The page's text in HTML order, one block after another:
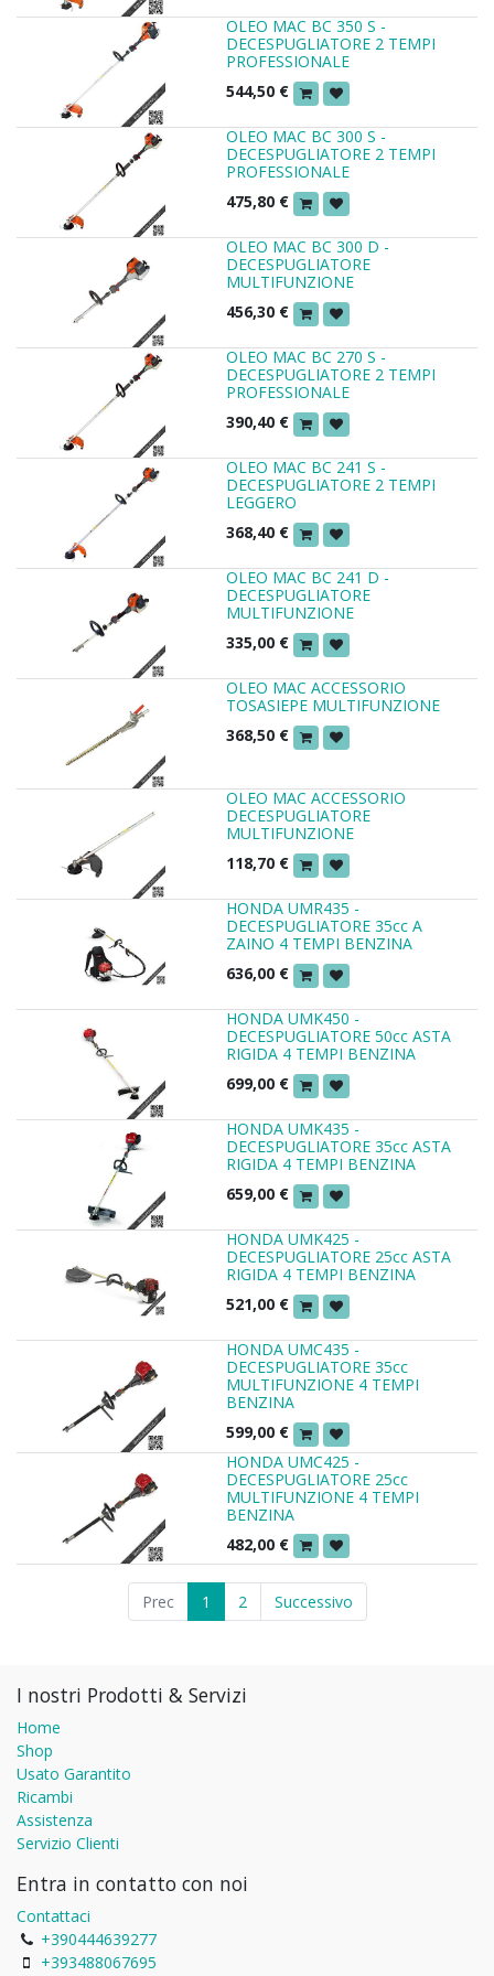
OLEO MAC BC 350 S -
DECESPUGLIATORE 2 TEMPI
PROFESSIONALE
544,50 €
OLEO MAC BC 300 S -
DECESPUGLIATORE 2 TEMPI
PROFESSIONALE
475,80 €
OLEO MAC BC 300 D -
DECESPUGLIATORE
MULTIFUNZIONE
456,30 €
OLEO MAC BC 270 S -
DECESPUGLIATORE 2 TEMPI
PROFESSIONALE
390,40 €
OLEO MAC BC 241 S -
DECESPUGLIATORE 2 TEMPI
LEGGERO
368,40 €
OLEO MAC BC 241 D -
DECESPUGLIATORE
MULTIFUNZIONE
335,00 €
OLEO MAC ACCESSORIO
TOSASIEPE MULTIFUNZIONE
368,50 €
OLEO MAC ACCESSORIO
DECESPUGLIATORE
MULTIFUNZIONE
118,70 €
HONDA UMR435 -
DECESPUGLIATORE 35cc A
ZAINO 4 TEMPI BENZINA
636,00 €
HONDA UMK450 -
DECESPUGLIATORE 50cc ASTA
RIGIDA 4 TEMPI BENZINA
699,00 €
HONDA UMK435 -
DECESPUGLIATORE 35cc ASTA
RIGIDA 4 TEMPI BENZINA
659,00 €
HONDA UMK425 -
DECESPUGLIATORE 25cc ASTA
RIGIDA 4 TEMPI BENZINA
521,00 €
HONDA UMC435 -
DECESPUGLIATORE 35cc
MULTIFUNZIONE 4 TEMPI
BENZINA
599,00 €
HONDA UMC425 -
DECESPUGLIATORE 25cc
MULTIFUNZIONE 4 TEMPI
BENZINA
482,00 €
Prec 1 2 Successivo
I nostri Prodotti & Servizi
Home
Shop
Usato Garantito
Ricambi
Assistenza
Servizio Clienti
Entra in contatto con noi
Contattaci
+390444639277
+393488067695